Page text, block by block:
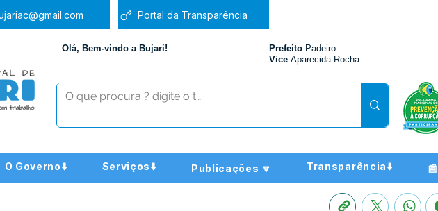
Portal da Transparência
Olá, Bem-vindo a Bujari! Prefeito Padeiro
Vice Aparecida Rocha
O Governo⬇️ Serviços⬇️ Publicações 🔽 Transparência⬇️